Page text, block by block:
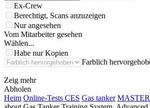
Ex-Crew
Berechtigt, Scans anzuzeigen
Nur angesehen
Vom Mitarbeiter gesehen
Wählen...
Habe nur Kopien
Farblich
Zeig mehr
Abholen
Heim Online-Tests CES Gas tanker